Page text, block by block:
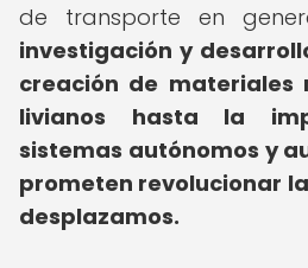
de transporte en
investigación y
creación de materiales
livianos hasta la
sistemas autónomos y
prometen revolucionar
desplazamos.